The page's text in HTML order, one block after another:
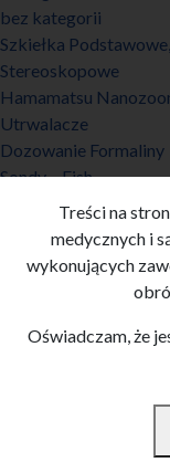
bez kategorii
Szkiełka
Stereoskopowe
Hamamatsu
Utrwalacze
Dozowanie Formaliny
Sondy – Fish
Oczyszczanie
Barwiarki i zaklejarki
Teczki i Pudełka
Pobieranie
Biologiczne
Treści na
medycznych i
wykonujących
Oświadczam, że